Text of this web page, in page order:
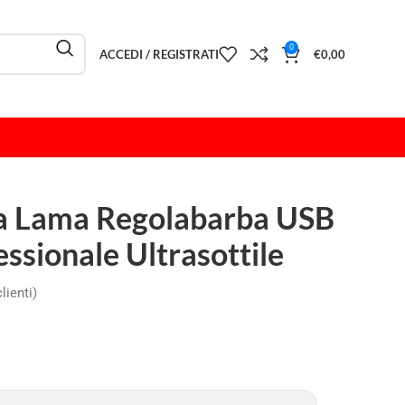
ACCEDI / REGISTRATI 0 €0,00
Lama Regolabarba USB
Ultrasottile